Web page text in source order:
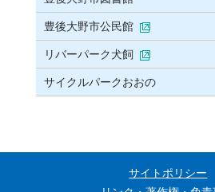
豊後大野市公民館
リバーパーク犬飼
サイクルパークおおの
サイトポリシー